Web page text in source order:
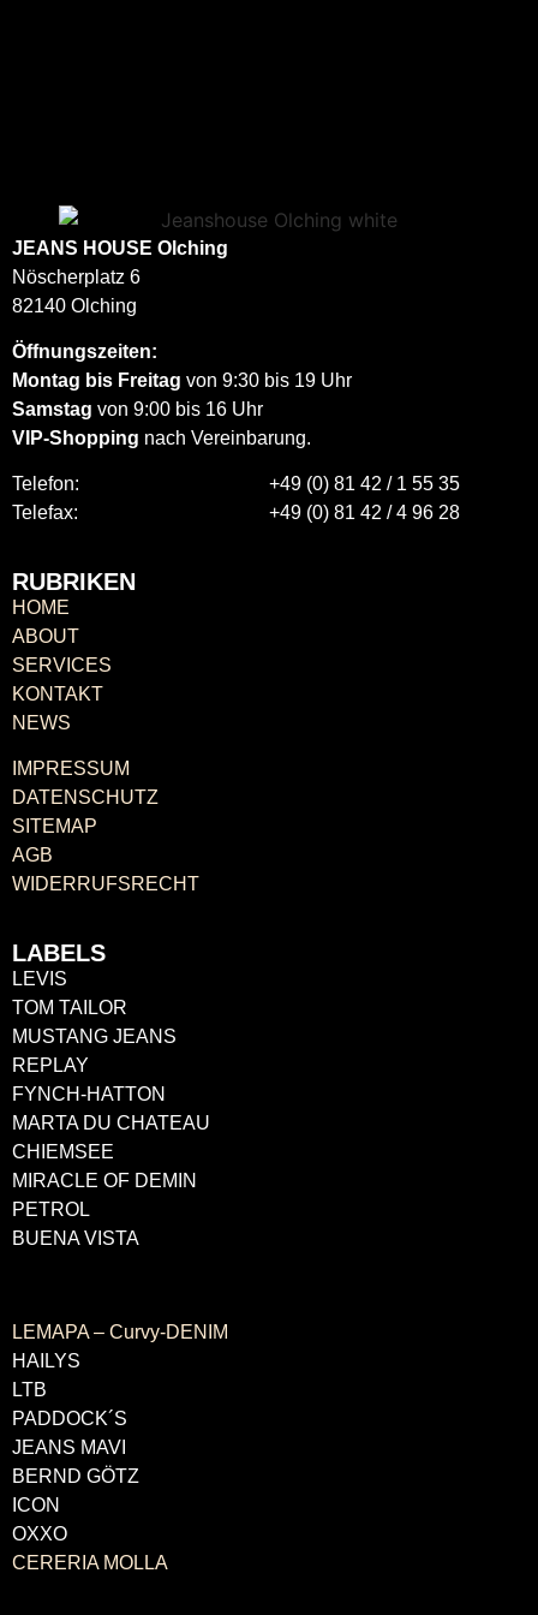
JEANS HOUSE Olching
Nöscherplatz 6
82140 Olching
Öffnungszeiten:
Montag bis Freitag von 9:30 bis 19 Uhr
Samstag von 9:00 bis 16 Uhr
VIP-Shopping nach Vereinbarung.
Telefon:
Telefax:
+49 (0) 81 42 / 1 55 35
+49 (0) 81 42 / 4 96 28
RUBRIKEN
HOME
ABOUT
SERVICES
KONTAKT
NEWS
IMPRESSUM
DATENSCHUTZ
SITEMAP
AGB
WIDERRUFSRECHT
LABELS
LEVIS
TOM TAILOR
MUSTANG JEANS
REPLAY
FYNCH-HATTON
MARTA DU CHATEAU
CHIEMSEE
MIRACLE OF DEMIN
PETROL
BUENA VISTA
LEMAPA – Curvy-DENIM
HAILYS
LTB
PADDOCK´S
JEANS MAVI
BERND GÖTZ
ICON
OXXO
CERERIA MOLLA